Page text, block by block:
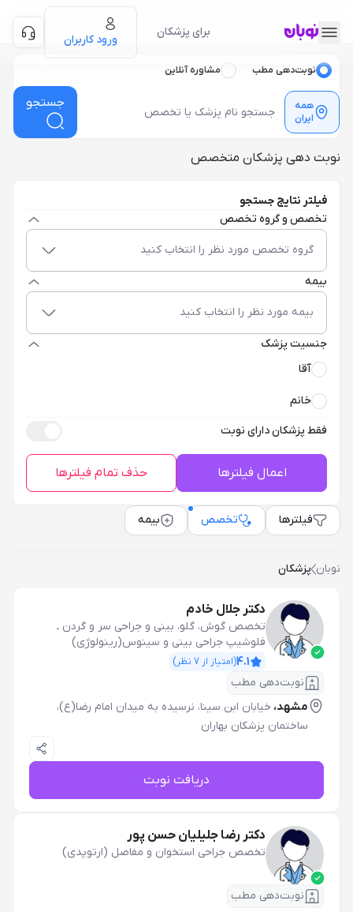
برای پزشکان
ورود کاربران
نوبت‌دهی مطب مشاوره آنلاین
همه
ایران
جستجو
نوبت دهی پزشکان متخصص
فیلتر نتایج جستجو
تخصص و گروه تخصص
گروه تخصص مورد نظر را انتخاب کنید
بیمه
بیمه مورد نظر را انتخاب کنید
جنسیت پزشک
آقا
خانم
فقط پزشکان دارای نوبت
اعمال فیلترها حذف تمام فیلترها
فیلترها تخصص بیمه
نوبان پزشکان
دکتر جلال خادم
تخصص گوش، گلو، بینی و جراحی سر و گردن ـ
فلوشیپ جراحی بینی و سینوس(رینولوژی)
4.1(امتیاز از 7 نظر)
نوبت‌دهی مطب
مشهد، خیابان ابن سینا، نرسیده به میدان امام رضا(ع)،
ساختمان پزشکان بهاران
دریافت نوبت
دکتر رضا جلیلیان حسن پور
تخصص جراحی استخوان و مفاصل (ارتوپدی)
نوبت‌دهی مطب